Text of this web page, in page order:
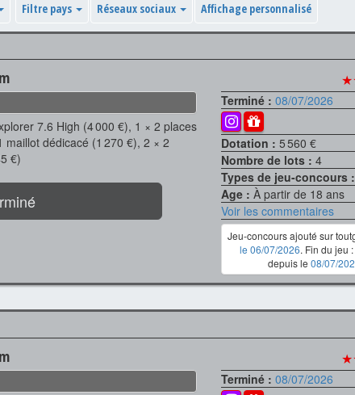
Filtre pays Réseaux sociaux Affichage personnalisé
7.6 High (4 000 €), 1 × 2 places
dédicacé (1 270 €), 2 × 2
€)
Terminé :08/07/2026
Dotation :5 560 €
Nombre de lots :4
Types de jeu-concours
Age :À partir de 18 ans
Voir les commentaires
Jeu-concours ajouté sur
le 06/07/2026. Fin du jeu
depuis le 08/07/
Terminé :08/07/2026